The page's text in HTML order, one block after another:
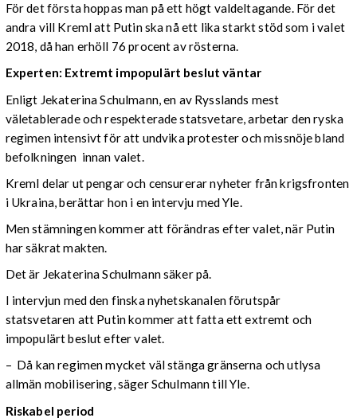
För det första hoppas man på ett högt valdeltagande. För det
andra vill Kreml att Putin ska nå ett lika starkt stöd som i valet
2018, då han erhöll 76 procent av rösterna.
Experten: Extremt impopulärt beslut väntar
Enligt Jekaterina Schulmann, en av Rysslands mest
väletablerade och respekterade statsvetare, arbetar den ryska
regimen intensivt för att undvika protester och missnöje bland
befolkningen innan valet.
Kreml delar ut pengar och censurerar nyheter från krigsfronten
i Ukraina, berättar hon i en intervju med Yle.
Men stämningen kommer att förändras efter valet, när Putin
har säkrat makten.
Det är Jekaterina Schulmann säker på.
I intervjun med den finska nyhetskanalen förutspår
statsvetaren att Putin kommer att fatta ett extremt och
impopulärt beslut efter valet.
– Då kan regimen mycket väl stänga gränserna och utlysa
allmän mobilisering, säger Schulmann till Yle.
Riskabel period